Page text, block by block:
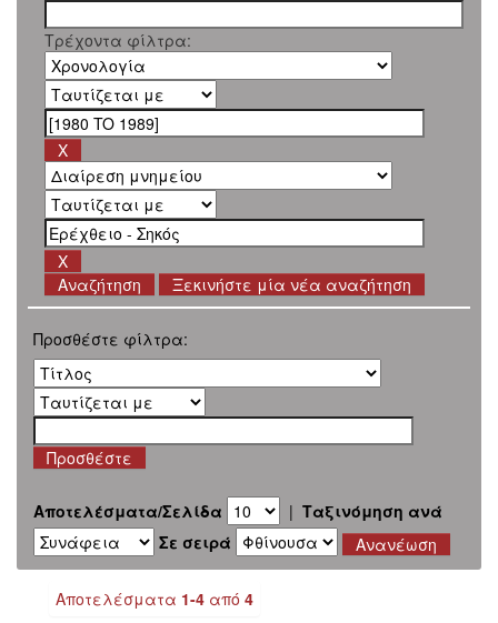
Τρέχοντα φίλτρα:
Ξεκινήστε μία νέα αναζήτηση
Προσθέστε φίλτρα:
Αποτελέσματα/Σελίδα | Ταξινόμηση ανά
Σε σειρά
Αποτελέσματα 1-4 από 4